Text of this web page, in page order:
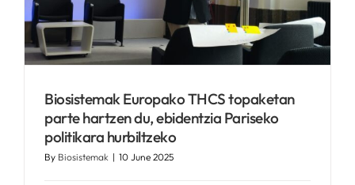
Biosistemak Europako THCS topaketan
parte hartzen du, ebidentzia Pariseko
politikara hurbiltzeko
By Biosistemak | 10 June 2025